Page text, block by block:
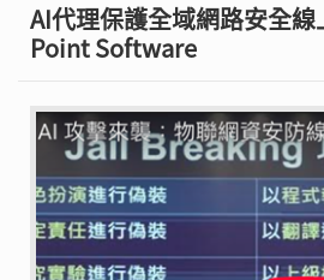
AI代理保護全域網路安全
Point Software